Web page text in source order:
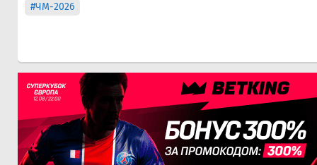
#ЧМ-2026